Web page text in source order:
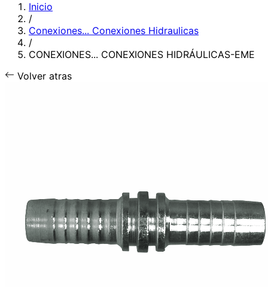
Inicio
/
Conexiones... Conexiones Hidraulicas
/
CONEXIONES... CONEXIONES HIDRÁULICAS-EME
Volver atras